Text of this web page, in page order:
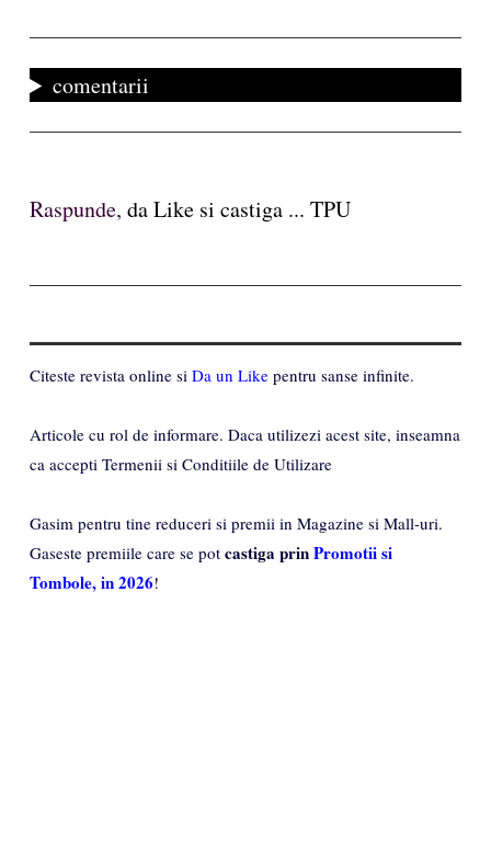
comentarii
Raspunde, da Like si castiga ... TPU
Citeste revista online si Da un Like pentru sanse infinite.
Articole cu rol de informare. Daca utilizezi acest site, inseamna
ca accepti Termenii si Conditiile de Utilizare
Gasim pentru tine reduceri si premii in Magazine si Mall-uri.
Gaseste premiile care se pot castiga prinPromotii si
Tombole, in 2026!